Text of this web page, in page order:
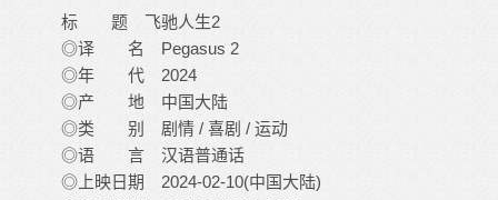
标 题 飞驰人生2
◎译 名 Pegasus 2
◎年 代 2024
◎产 地 中国大陆
◎类 别 剧情 / 喜剧 / 运动
◎语 言 汉语普通话
◎上映日期 2024-02-10(中国大陆)